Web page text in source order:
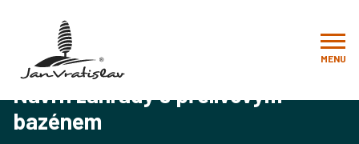
MENU
Zahrady od vizualizace až po realizaci
Realizace
Návrh zahrady s přelivovým bazénem
Návrh zahrady s přelivovým
bazénem